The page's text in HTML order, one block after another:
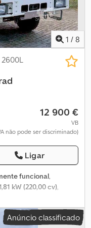
1 / 8
12 900 €
VB
não pode ser discriminado)
Ligar
funcional,
kW (220,00 cv),
faróis adicionais,
veículo de
Anúncio classificado